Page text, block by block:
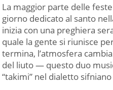
La maggior parte delle
giorno dedicato al santo
inizia con una preghiera
quale la gente si riunisce
termina, l’atmosfera
del liuto — questo duo
“takimi” nel dialetto